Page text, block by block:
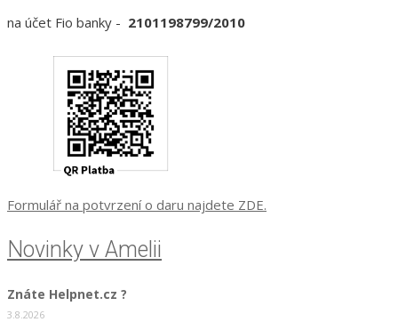
na účet Fio banky - 2101198799/2010
Formulář na potvrzení o daru najdete ZDE.
Novinky v Amelii
Znáte Helpnet.cz ?
3.8.2026